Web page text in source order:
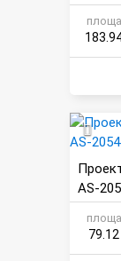
ррасой
AS-